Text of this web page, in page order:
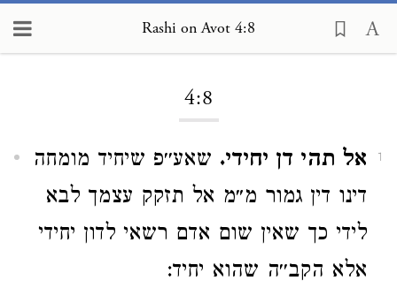
Rashi on Avot 4:8
4:8
1 אל תהי דן יחידי. שאע׳׳פ שיחיד מומחה
דינו דין גמור מ״מ אל תזקק עצמך לבא
לידי כך שאין שום אדם רשאי לדון יחידי
אלא הקב׳׳ה שהוא יחיד: